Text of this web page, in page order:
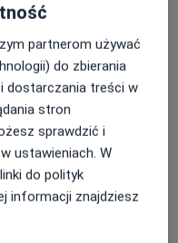
oraz sprzęt
materiały
lub sprzęt
sterylizacji.
(np. aparat USG,
kontrolowane i
serwisy.
partnerom używać
do zbierania
dostarczania treści w
stron
sprawdzić i
ustawieniach. W
do polityk
informacji znajdziesz